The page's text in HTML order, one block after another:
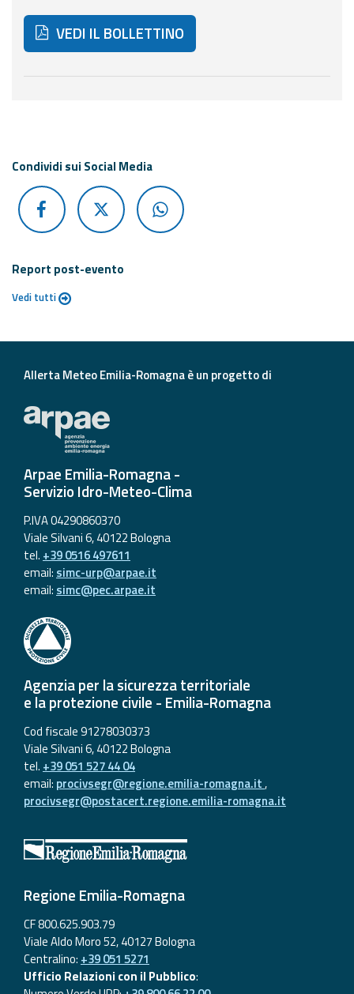
utili
frequenti
Il progetto
Allerta
Meteo
Emilia-
Romagna
Contatti
VEDI IL BOLLETTINO
Condividi sui Social Media
Report post-evento
Vedi tutti
Allerta Meteo Emilia-Romagna è un progetto di
Arpae Emilia-Romagna -
Servizio Idro-Meteo-Clima
P.IVA 04290860370
Viale Silvani 6, 40122 Bologna
tel. +39 0516 497611
email: simc-urp@arpae.it
email: simc@pec.arpae.it
Agenzia per la sicurezza territoriale
e la protezione civile - Emilia-Romagna
Cod fiscale 91278030373
Viale Silvani 6, 40122 Bologna
tel. +39 051 527 44 04
email: procivsegr@regione.emilia-romagna.it,
procivsegr@postacert.regione.emilia-romagna.it
Regione Emilia-Romagna
CF 800.625.903.79
Viale Aldo Moro 52, 40127 Bologna
Centralino: +39 051 5271
Ufficio Relazioni con il Pubblico: